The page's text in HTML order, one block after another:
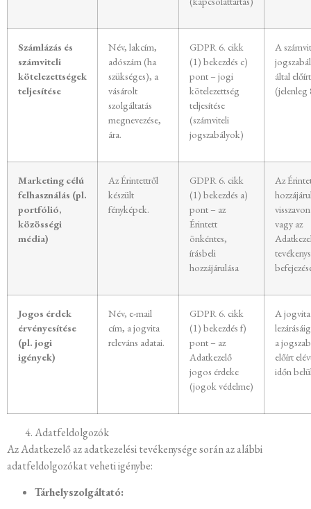
Számlázás és
számviteli
kötelezettségek
teljesítése
Név, lakcím,
adószám (ha
szükséges), a
vásárolt
szolgáltatás
megnevezése,
ára.
GDPR 6. cikk
(1) bekezdés c)
pont – jogi
kötelezettség
teljesítése
(számviteli
jogszabályok)
A
által
(jelenleg
Marketing célú
felhasználás (pl.
portfólió,
közösségi
média)
Az Érintettről
készült
fényképek.
GDPR 6. cikk
(1) bekezdés a)
pont – az
Érintett
önkéntes,
írásbeli
hozzájárulása
Az
vagy az
Jogos érdek
érvényesítése
(pl. jogi
igények)
Név, e-mail
cím, a jogvita
releváns adatai.
GDPR 6. cikk
(1) bekezdés f)
pont – az
Adatkezelő
jogos érdeke
(jogok védelme)
A jogvita
a
előírt
időn
Adatfeldolgozók
Az Adatkezelő az adatkezelési tevékenysége során az alábbi
adatfeldolgozókat veheti igénybe:
Tárhelyszolgáltató: